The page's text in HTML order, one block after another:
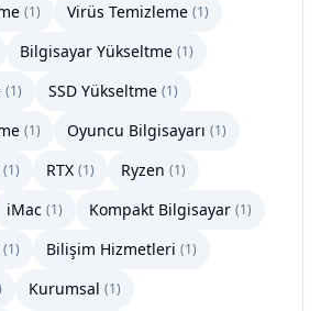
(1) Virüs Temizleme (1)
Bilgisayar Yükseltme (1)
(1) SSD Yükseltme (1)
(1) Oyuncu Bilgisayarı (1)
(1) RTX (1) Ryzen (1)
iMac (1) Kompakt Bilgisayar (1)
(1) Bilişim Hizmetleri (1)
Kurumsal (1)